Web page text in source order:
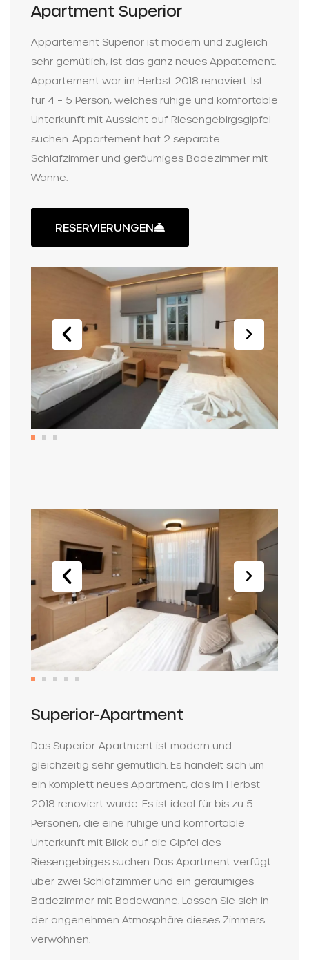
Apartment Superior
Appartement Superior ist modern und zugleich
sehr gemütlich, ist das ganz neues Appatement.
Appartement war im Herbst 2018 renoviert. Ist
für 4 – 5 Person, welches ruhige und komfortable
Unterkunft mit Aussicht auf Riesengebirgsgipfel
suchen. Appartement hat 2 separate
Schlafzimmer und geräumiges Badezimmer mit
Wanne.
RESERVIERUNGEN
Superior-Apartment
Das Superior-Apartment ist modern und
gleichzeitig sehr gemütlich. Es handelt sich um
ein komplett neues Apartment, das im Herbst
2018 renoviert wurde. Es ist ideal für bis zu 5
Personen, die eine ruhige und komfortable
Unterkunft mit Blick auf die Gipfel des
Riesengebirges suchen. Das Apartment verfügt
über zwei Schlafzimmer und ein geräumiges
Badezimmer mit Badewanne. Lassen Sie sich in
der angenehmen Atmosphäre dieses Zimmers
verwöhnen.